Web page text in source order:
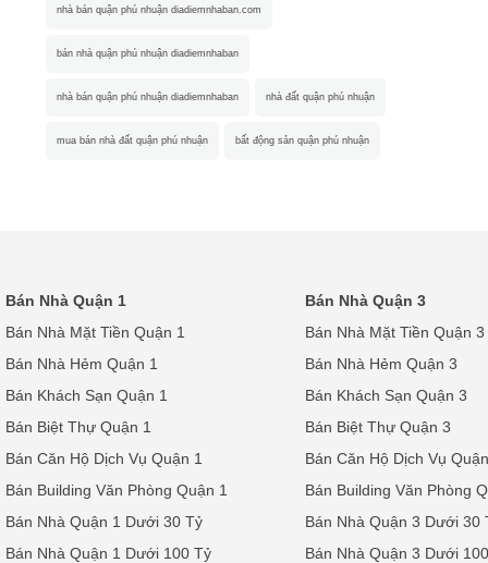
nhà bán quận phú nhuận diadiemnhaban.com
bán nhà quận phú nhuận diadiemnhaban
nhà bán quận phú nhuận diadiemnhaban nhà đất quận phú nhuận
mua bán nhà đất quận phú nhuận bất động sản quận phú nhuận
Bán Nhà Quận 1
Bán Nhà Quận 3
Bán Nhà Mặt Tiền Quận 1
Bán Nhà Mặt Tiền Quận 3
Bán Nhà Hẻm Quận 1
Bán Nhà Hẻm Quận 3
Bán Khách Sạn Quận 1
Bán Khách Sạn Quận 3
Bán Biệt Thự Quận 1
Bán Biệt Thự Quận 3
Bán Căn Hộ Dịch Vụ Quận 1
Bán Căn Hộ Dịch Vụ
Bán Building Văn Phòng Quận 1
Bán Building Văn Phòng
Bán Nhà Quận 1 Dưới 30 Tỷ
Bán Nhà Quận 3 Dưới 30
Bán Nhà Quận 1 Dưới 100 Tỷ
Bán Nhà Quận 3 Dưới